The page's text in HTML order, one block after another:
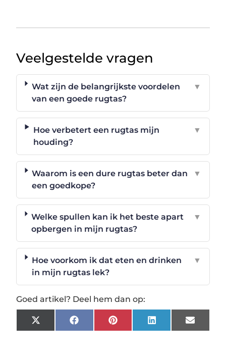
Veelgestelde vragen
Wat zijn de belangrijkste voordelen
van een goede rugtas?
▼
Hoe verbetert een rugtas mijn
houding?
▼
Waarom is een dure rugtas beter dan
een goedkope?
▼
Welke spullen kan ik het beste apart
opbergen in mijn rugtas?
▼
Hoe voorkom ik dat eten en drinken
in mijn rugtas lek?
▼
Goed artikel? Deel hem dan op:
X
(Twitter)
FacebookPinterestLinkedInEmail